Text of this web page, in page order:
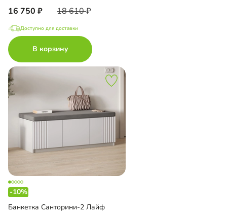
16 750 18 610
Доступно для доставки
В корзину
-10%
Банкетка Санторини-2 Лайф